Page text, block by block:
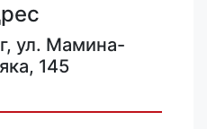
ул. Мамина-
145